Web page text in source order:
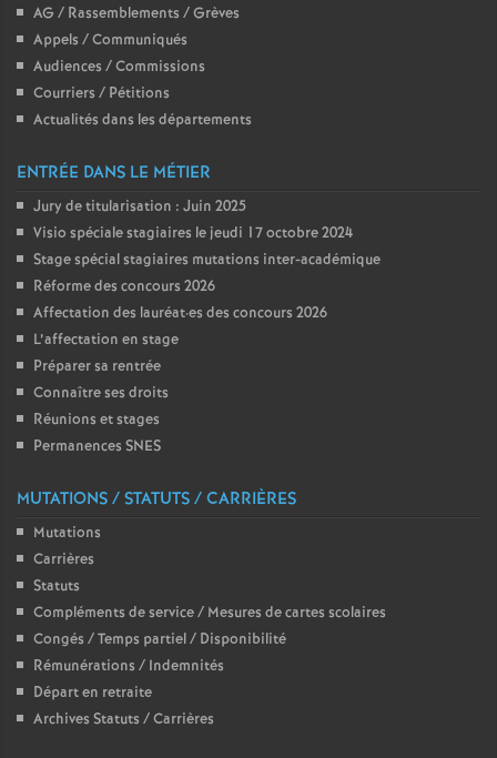
e
d
e
AG / Rassemblements / Grèves
Appels / Communiqués
Audiences / Commissions
Courriers / Pétitions
Actualités dans les départements
ENTRÉE DANS LE MÉTIER
Jury de titularisation : Juin 2025
Visio spéciale stagiaires le jeudi 17 octobre 2024
Stage spécial stagiaires mutations inter-académique
Réforme des concours 2026
Affectation des lauréat·es des concours 2026
L’affectation en stage
Préparer sa rentrée
Connaître ses droits
Réunions et stages
Permanences SNES
MUTATIONS / STATUTS / CARRIÈRES
Mutations
Carrières
Statuts
Compléments de service / Mesures de cartes scolaires
Congés / Temps partiel / Disponibilité
Rémunérations / Indemnités
Départ en retraite
Archives Statuts / Carrières